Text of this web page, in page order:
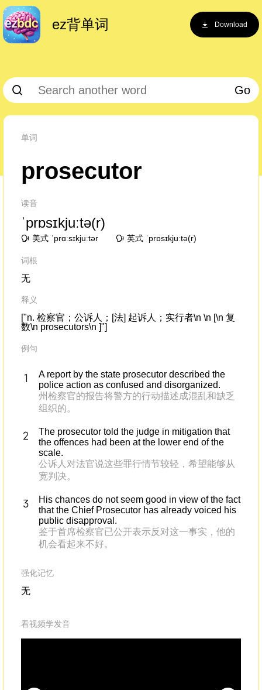
ez背单词 Download
Go
单词
prosecutor
读音
ˈprɒsɪkjuːtə(r)
美式 ˈprɑːsɪkjuːtər 英式 ˈprɒsɪkjuːtə(r)
词根
无
释义
["n. 检察官；公诉人；[法] 起诉人；实行者\n \n [\n 复
数\n prosecutors\n ]"]
例句
A report by the state prosecutor described the
police action as confused and disorganized.
州检察官的报告将警方的行动描述成混乱和缺乏
组织的。
The prosecutor told the judge in mitigation that
the offences had been at the lower end of the
scale.
公诉人对法官说这些罪行情节较轻，希望能够从
宽判决。
His chances do not seem good in view of the fact
that the Chief Prosecutor has already voiced his
public disapproval.
鉴于首席检察官已公开表示反对这一事实，他的
机会看起来不好。
强化记忆
无
看视频学发音